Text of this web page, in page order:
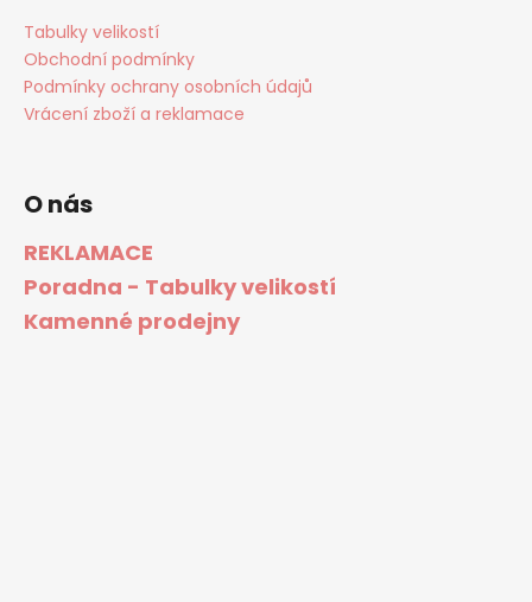
Tabulky velikostí
Obchodní podmínky
Podmínky ochrany osobních údajů
Vrácení zboží a reklamace
O nás
REKLAMACE
Poradna - Tabulky velikostí
Kamenné prodejny